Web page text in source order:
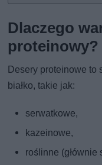
Dlaczego
proteinowy?
Desery proteinowe to
białko, takie jak:
serwatkowe,
kazeinowe,
roślinne (głównie